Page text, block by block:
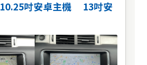
10.25吋安卓主機
13吋安